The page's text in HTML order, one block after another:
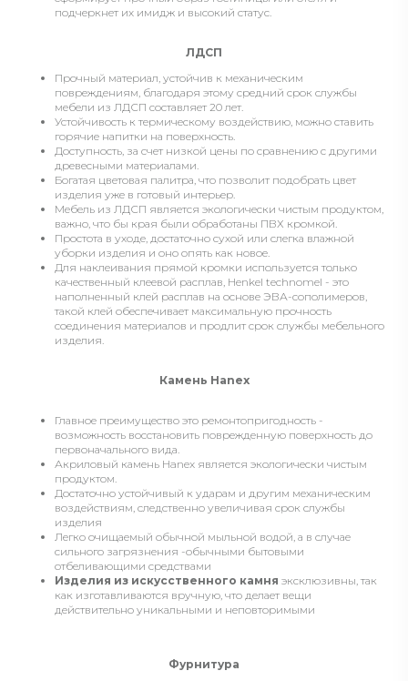
подчеркнет их имидж и высокий статус.
ЛДСП
Прочный материал, устойчив к механическим
повреждениям, благодаря этому средний срок службы
мебели из ЛДСП составляет 20 лет.
Устойчивость к термическому воздействию, можно ставить
горячие напитки на поверхность.
Доступность, за счет низкой цены по сравнению с другими
древесными материалами.
Богатая цветовая палитра, что позволит подобрать цвет
изделия уже в готовый интерьер.
Мебель из ЛДСП является экологически чистым продуктом,
важно, что бы края были обработаны ПВХ кромкой.
Простота в уходе, достаточно сухой или слегка влажной
уборки изделия и оно опять как новое.
Для наклеивания прямой кромки используется только
качественный клеевой расплав, Henkel technomel - это
наполненный клей расплав на основе ЭВА-сополимеров,
такой клей обеспечивает максимальную прочность
соединения материалов и продлит срок службы мебельного
изделия.
Камень Hanex
Главное преимущество это ремонтопригодность -
возможность восстановить поврежденную поверхность до
первоначального вида.
Акриловый камень Hanex является экологически чистым
продуктом.
Достаточно устойчивый к ударам и другим механическим
воздействиям, следственно увеличивая срок службы
изделия
Легко очищаемый обычной мыльной водой, а в случае
сильного загрязнения -обычными бытовыми
отбеливающими средствами
Изделия из искусственного камня эксклюзивны, так
как изготавливаются вручную, что делает вещи
действительно уникальными и неповторимыми
Фурнитура